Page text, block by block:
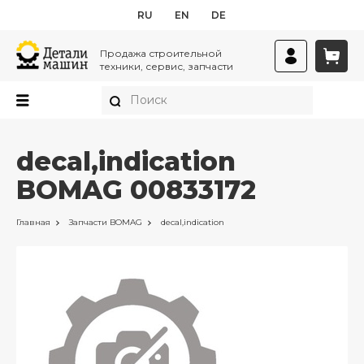
RU EN DE
Продажа строительной
техники, сервис, запчасти
decal,indication
BOMAG 00833172
Главная Запчасти BOMAG decal,indication